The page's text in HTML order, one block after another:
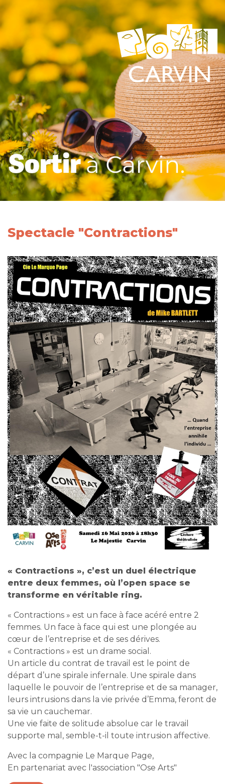
Spectacle "Contractions"
« Contractions », c’est un duel électrique
entre deux femmes, où l’open space se
transforme en véritable ring.
« Contractions » est un face à face acéré entre 2
femmes. Un face à face qui est une plongée au
cœur de l’entreprise et de ses dérives.
« Contractions » est un drame social.
Un article du contrat de travail est le point de
départ d’une spirale infernale. Une spirale dans
laquelle le pouvoir de l’entreprise et de sa manager,
leurs intrusions dans la vie privée d’Emma, feront de
sa vie un cauchemar.
Une vie faite de solitude absolue car le travail
supporte mal, semble-t-il toute intrusion affective.
Avec la compagnie Le Marque Page,
En partenariat avec l'association "Ose Arts"